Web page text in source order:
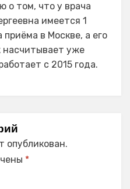
о том, что у врача
имеется 1
в Москве, а его
насчитывает уже
с 2015 года.
опубликован.
*